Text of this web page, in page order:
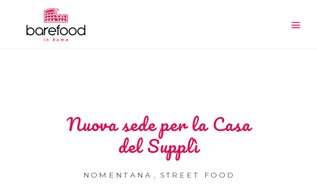
Nuova sede per la Casa
del Supplì
NOMENTANA STREET FOOD